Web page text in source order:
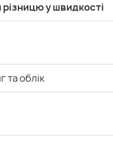
різницю у швидкості
та облік